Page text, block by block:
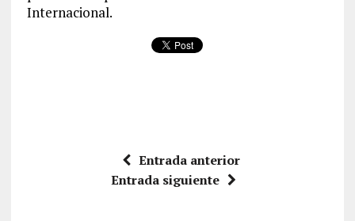
Internacional.
Entrada anterior
Entrada siguiente